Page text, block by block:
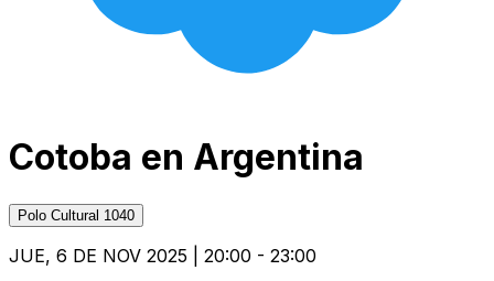
Cotoba en Argentina
Polo Cultural 1040
JUE, 6 DE NOV 2025 | 20:00 - 23:00